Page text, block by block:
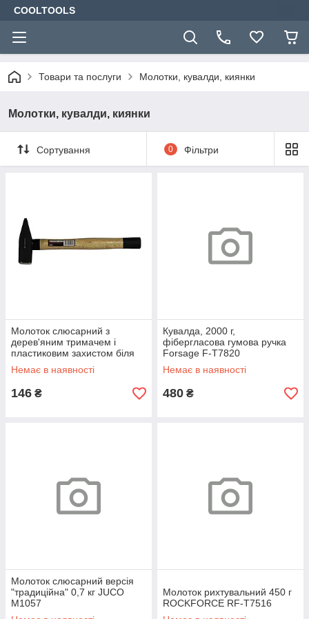
COOLTOOLS
Товари та послуги Молотки, кувалди, киянки
Молотки, кувалди, киянки
Сортування 0 Фільтри
Молоток слюсарний з
дерев'яним тримачем і
пластиковим захистом біля
основи (300г)
Немає в наявності
146 ₴
Кувалда, 2000 г,
фібергласова гумова ручка
Forsage F-T7820
Немає в наявності
480 ₴
Молоток слюсарний версія
"традиційна" 0,7 кг JUCO
М1057
Молоток рихтувальний 450 г
ROCKFORCE RF-T7516